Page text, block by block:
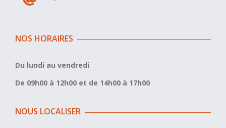
NOS HORAIRES
Du lundi au vendredi
De 09h00 à 12h00 et de 14h00 à 17h00
NOUS LOCALISER